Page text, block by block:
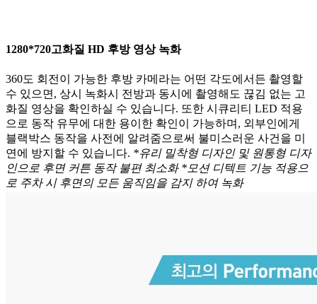
1280*720고화질 HD 후방 영상 녹화
360도 회전이 가능한 후방 카메라는 어떤 각도에서든 촬영할
수 있으면, 상시 녹화시 전방과 동시에 촬영해도 끊김 없는 고
화질 영상을 확인하실 수 있습니다. 또한 시큐리티 LED 적용
으로 동작 유무에 대한 용이한 확인이 가능하며, 외부인에게
블랙박스 동작을 사전에 알려줌으로써 불미스러운 사건을 미
연에 방지할 수 있습니다. *유리 밀착형 디자인 및 원통형 디자
인으로 후면 커튼 동작 불편 최소화 *모션 디텍트 기능 적용으
로 주차 시 후면의 모든 움직임을 감지 하여 녹화